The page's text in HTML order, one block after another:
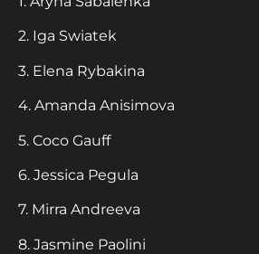
2. Iga Swiatek
3. Elena Rybakina
4. Amanda Anisimova
5. Coco Gauff
6. Jessica Pegula
7. Mirra Andreeva
8. Jasmine Paolini